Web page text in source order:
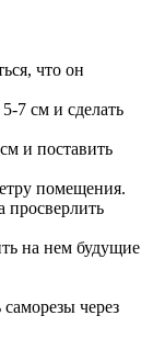
что он
7 см и сделать
и поставить
помещения.
просверлить
на нем будущие
через